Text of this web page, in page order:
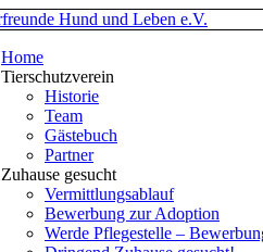
Home
Tierschutzverein
Historie
Team
Gästebuch
Partner
Zuhause gesucht
Vermittlungsablauf
Bewerbung zur Adoption
Werde Pflegestelle –